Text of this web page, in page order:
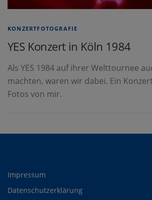
KONZERTFOTOGRAFIE
YES Konzert in Köln 1984
Als YES 1984 auf ihrer Welttournee
machten, waren wir dabei. Ein
Fotos von mir.
Impressum
Datenschutzerklärung